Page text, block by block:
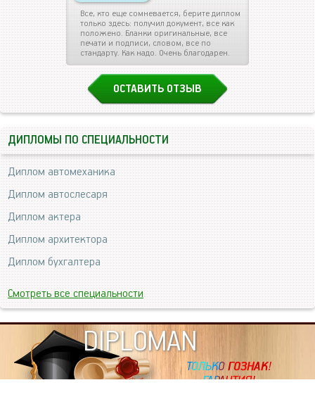
Все, кто еще сомневается, берите диплом
только здесь: получил документ, все как
положено. Бланки оригинальные, все
печати и подписи, словом, все по
стандарту. Как надо. Очень благодарен.
ОСТАВИТЬ ОТЗЫВ
ДИПЛОМЫ ПО СПЕЦИАЛЬНОСТИ
Диплом автомеханика
Диплом автослесаря
Диплом актера
Диплом архитектора
Диплом бухгалтера
Смотреть все специальности
DIPLOMAN